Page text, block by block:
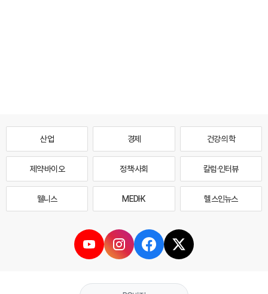
산업 경제 건강·의학
제약·바이오 정책·사회 칼럼·인터뷰
웰니스 MEDI·K 헬스인뉴스